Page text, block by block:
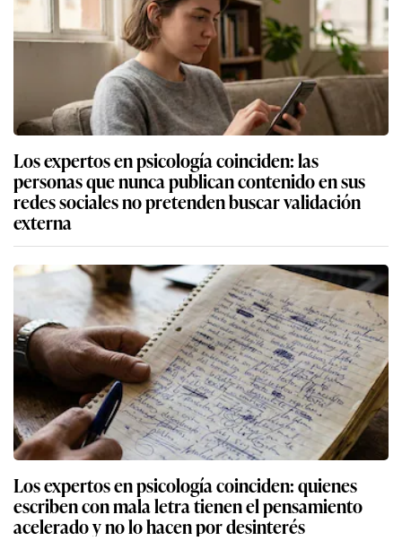
Los expertos en psicología coinciden: las
personas que nunca publican contenido en sus
redes sociales no pretenden buscar validación
externa
Los expertos en psicología coinciden: quienes
escriben con mala letra tienen el pensamiento
acelerado y no lo hacen por desinterés